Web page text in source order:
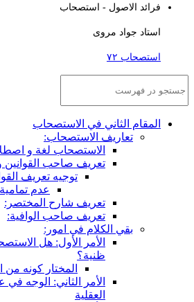
فرائد الاصول - استصحاب
استاد جواد مروی
استصحاب ۷۲
المقام الثاني في الاستصحاب
تعاريف الاستصحاب:
الاستصحاب لغة و
تعريف صاحب القوانين و
توجيه تعريف
عدم تمامية
تعريف شارح المختصر:
تعريف صاحب الوافية:
بقي الكلام في امور:
الأمر الأول: هل
ظنية؟
المختار كونه من
الأمر الثاني: الوجه في
العقلية